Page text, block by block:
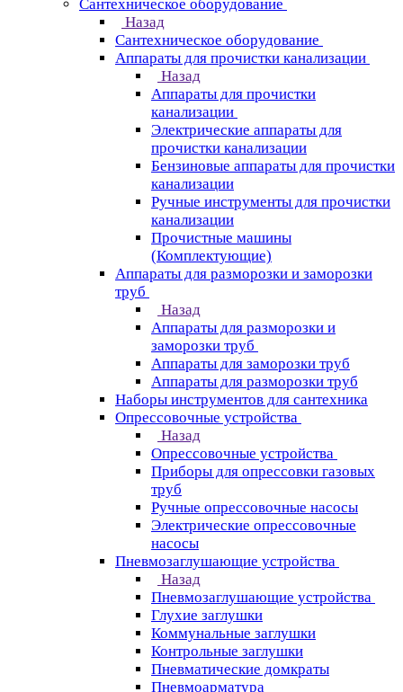
Сантехническое оборудование
Назад
Сантехническое оборудование
Аппараты для прочистки канализации
Назад
Аппараты для прочистки
канализации
Электрические аппараты для
прочистки канализации
Бензиновые аппараты для прочистки
канализации
Ручные инструменты для прочистки
канализации
Прочистные машины
(Комплектующие)
Аппараты для разморозки и заморозки
труб
Назад
Аппараты для разморозки и
заморозки труб
Аппараты для заморозки труб
Аппараты для разморозки труб
Наборы инструментов для сантехника
Опрессовочные устройства
Назад
Опрессовочные устройства
Приборы для опрессовки газовых
труб
Ручные опрессовочные насосы
Электрические опрессовочные
насосы
Пневмозаглушающие устройства
Назад
Пневмозаглушающие устройства
Глухие заглушки
Коммунальные заглушки
Контрольные заглушки
Пневматические домкраты
Пневмоарматура